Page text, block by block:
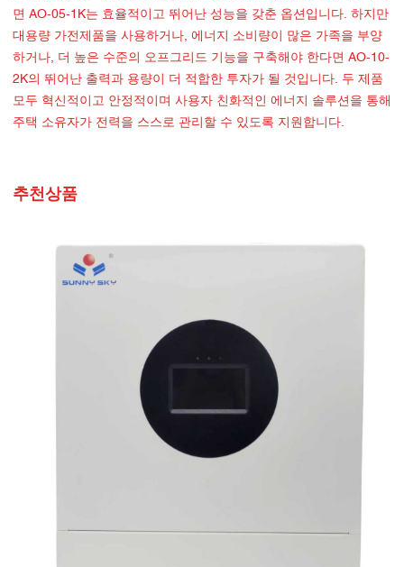
면 AO-05-1K는 효율적이고 뛰어난 성능을 갖춘 옵션입니다. 하지만
대용량 가전제품을 사용하거나, 에너지 소비량이 많은 가족을 부양
하거나, 더 높은 수준의 오프그리드 기능을 구축해야 한다면 AO-10-
2K의 뛰어난 출력과 용량이 더 적합한 투자가 될 것입니다. 두 제품
모두 혁신적이고 안정적이며 사용자 친화적인 에너지 솔루션을 통해
주택 소유자가 전력을 스스로 관리할 수 있도록 지원합니다.
추천상품